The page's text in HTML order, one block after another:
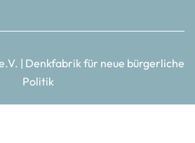
| Denkfabrik für neue bürgerliche
Politik